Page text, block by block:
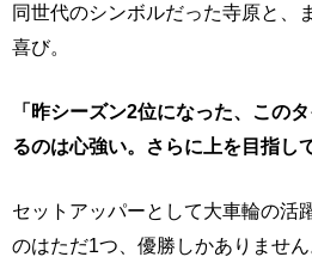
同世代のシンボルだった寺原と、
喜び。
「昨シーズン2位になった、この
るのは心強い。さらに上を目指し
セットアッパーとして大車輪の活
のはただ1つ、優勝しかありませ